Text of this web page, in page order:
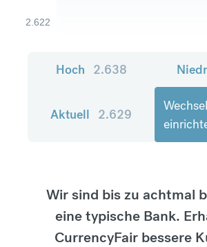
2.622
Hoch 2.638
Aktuell 2.629
Wir sind bis zu achtmal
eine typische Bank.
CurrencyFair bessere